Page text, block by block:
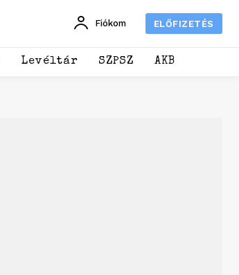
Fiókom ELŐFIZETÉS
Levéltár SZPSZ AKB